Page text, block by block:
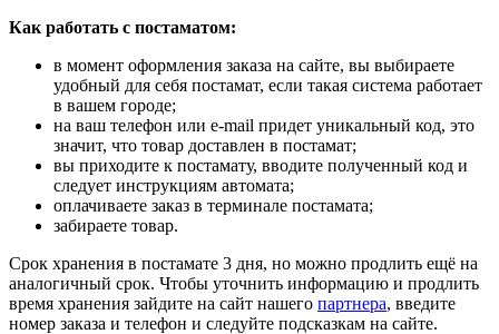
Как работать с постаматом:
в момент оформления заказа на сайте, вы выбираете
удобный для себя постамат, если такая система работает
в вашем городе;
на ваш телефон или e-mail придет уникальный код, это
значит, что товар доставлен в постамат;
вы приходите к постамату, вводите полученный код и
следует инструкциям автомата;
оплачиваете заказ в терминале постамата;
забираете товар.
Срок хранения в постамате 3 дня, но можно продлить ещё на
аналогичный срок. Чтобы уточнить информацию и продлить
время хранения зайдите на сайт нашего партнера, введите
номер заказа и телефон и следуйте подсказкам на сайте.